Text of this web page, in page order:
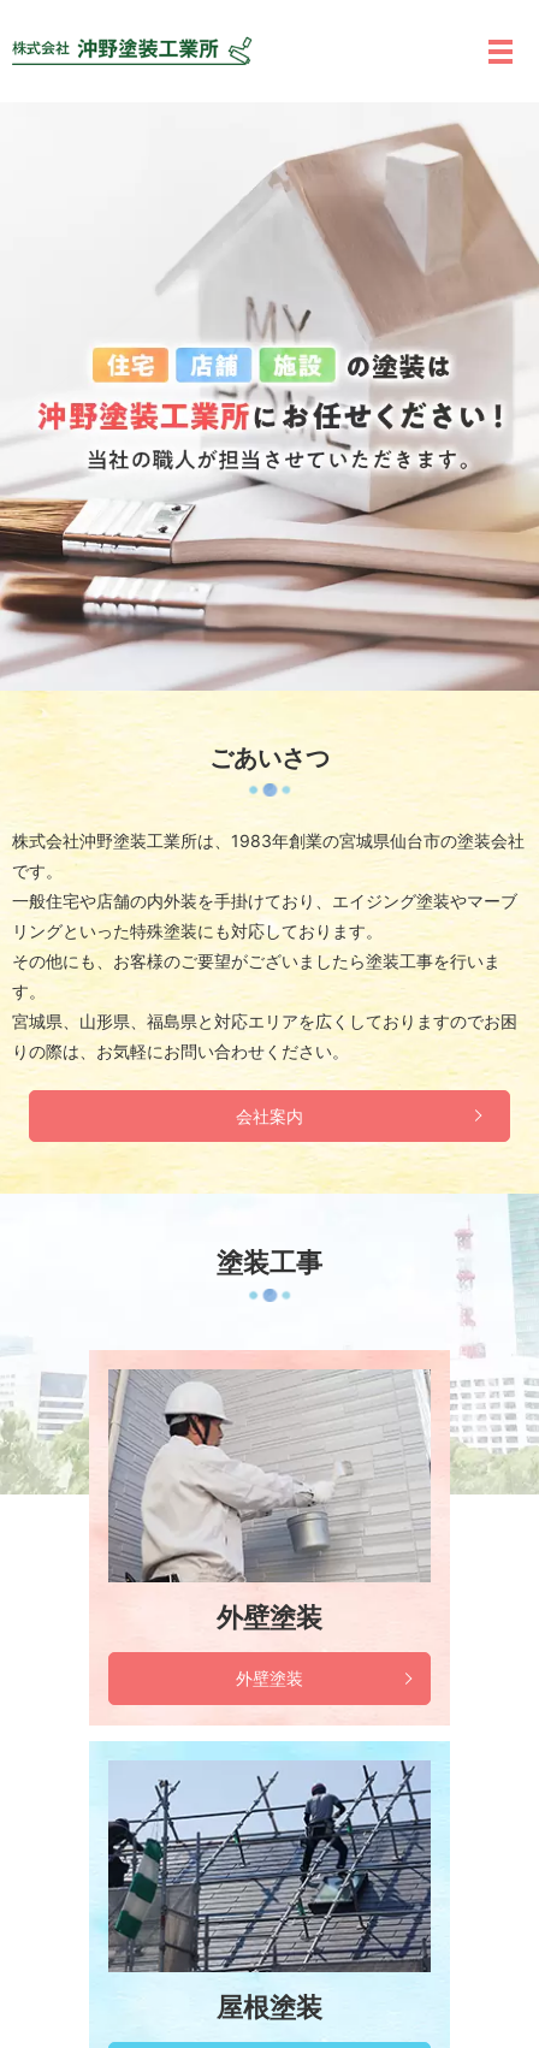
ごあいさつ
株式会社沖野塗装工業所は、1983年創業の宮城県仙台市の塗装会社
です。
一般住宅や店舗の内外装を手掛けており、エイジング塗装やマーブ
リングといった特殊塗装にも対応しております。
その他にも、お客様のご要望がございましたら塗装工事を行いま
す。
宮城県、山形県、福島県と対応エリアを広くしておりますのでお困
りの際は、お気軽にお問い合わせください。
会社案内
塗装工事
外壁塗装
外壁塗装
屋根塗装